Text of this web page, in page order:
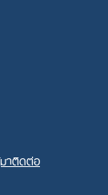
าติดต่อ